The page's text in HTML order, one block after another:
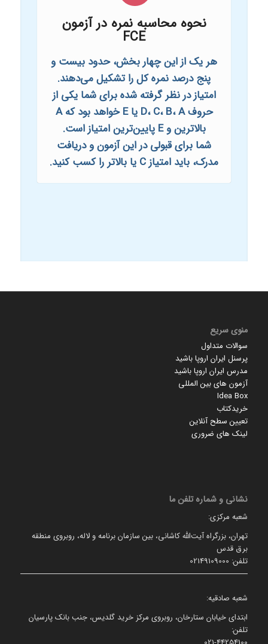
نحوه محاسبه نمره در آزمون
FCE
هر یک از این چهار بخش، حدود بیست و
پنج درصد نمره کل را تشکیل می‌دهند.
امتیاز در نظر گرفته شده برای شما یکی از
حروف D، C، B، A یا E خواهد بود که A
بالاترین و E پایین‌ترین امتیاز است.
شما برای قبولی در این آزمون و دریافت
مدرک، باید امتیاز C یا بالاتر را کسب کنید.
منوی سریع
سوالات متداول
پرسنل ایران اروپا باشید
مدرس ایران اروپا باشید
آزمون های بین المللی
Idea Box
خریدکتاب
تعیین سطح آنلاین
لینک های ضروری
نشانی و شماره تلفن ما
شعبه مرکزی:
تهران، بزرگراه آیت‌الله کاشانی، بین سازمان برنامه و لاله، روبروی منطقه
برق قدس
تلفن: 02149109000
شعبه صادقیه:
ابتدای خیابان ستارخان، روبروی مرکز خرید گلدیس، جنب بانک پارسیان
تلفن: